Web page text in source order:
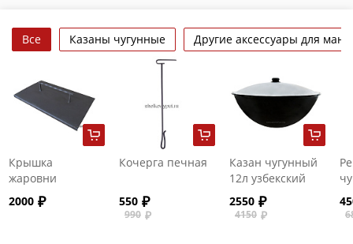
Все Казаны чугунные Другие аксессуары для
Крышка
жаровни
мангала Декор
2000
Кочерга печная
550
990
Казан чугунный
12л узбекский
(круглое дно) с
алюминиевой
2550
4150